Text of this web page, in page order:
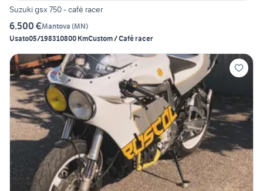
Suzuki gsx 750 - café racer
6.500 €Mantova (MN)
Usato05/198310800 KmCustom / Café racer